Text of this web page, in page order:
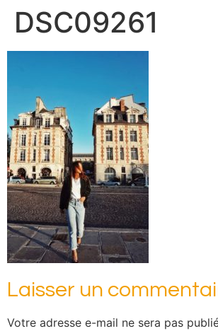
DSC09261
Laisser un
Votre adresse e-mail ne sera pas